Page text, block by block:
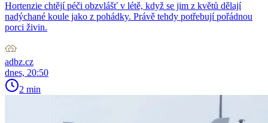
Hortenzie chtějí péči obzvlášť v létě, když se jim z květů dělají
nadýchané koule jako z pohádky. Právě tehdy potřebují pořádnou
porci živin.
adbz.cz
dnes, 20:50
2 min